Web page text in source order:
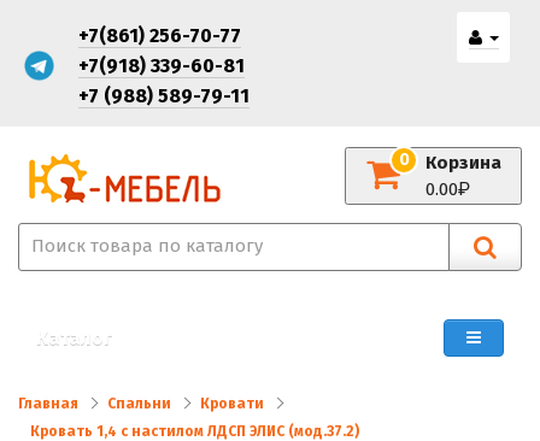
+7(861) 256-70-77
+7(918) 339-60-81
+7 (988) 589-79-11
Корзина
0
0.00
Каталог
Главная Спальни
Кровати
Кровать 1,4 с настилом ЛДСП ЭЛИС (мод.37.2)